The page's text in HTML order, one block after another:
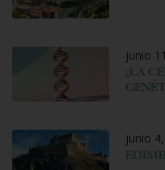
junio
¿LA
junio